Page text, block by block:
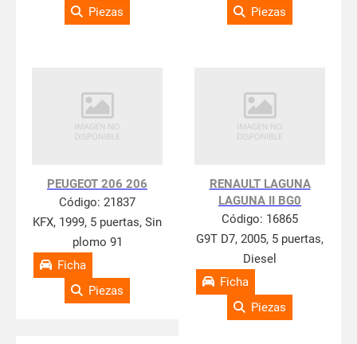
Piezas
Piezas
PEUGEOT 206 206
Código: 21837
KFX, 1999, 5 puertas, Sin
plomo 91
Ficha
Piezas
RENAULT LAGUNA
LAGUNA II BG0
Código: 16865
G9T D7, 2005, 5 puertas,
Diesel
Ficha
Piezas